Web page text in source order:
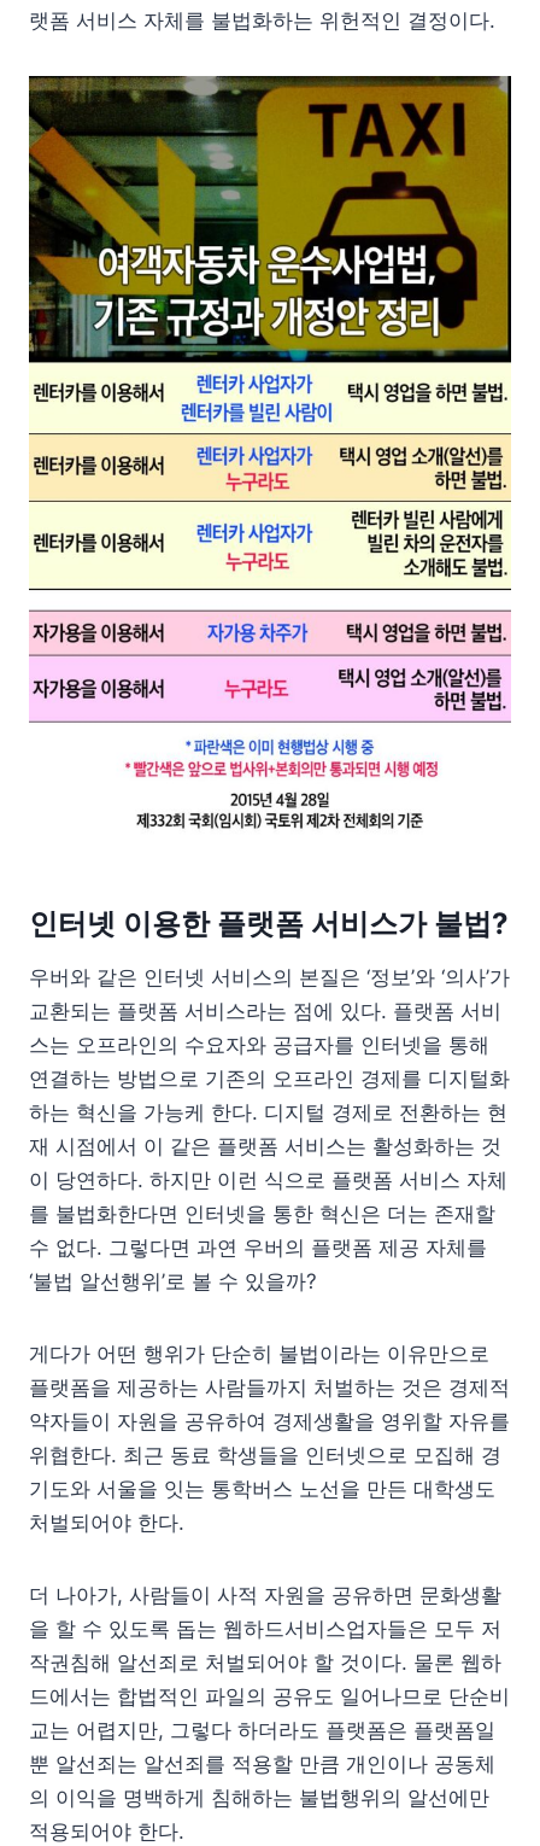
랫폼 서비스 자체를 불법화하는 위헌적인 결정이다.
인터넷 이용한 플랫폼 서비스가 불법?
우버와 같은 인터넷 서비스의 본질은 ‘정보’와 ‘의사’가
교환되는 플랫폼 서비스라는 점에 있다. 플랫폼 서비
스는 오프라인의 수요자와 공급자를 인터넷을 통해
연결하는 방법으로 기존의 오프라인 경제를 디지털화
하는 혁신을 가능케 한다. 디지털 경제로 전환하는 현
재 시점에서 이 같은 플랫폼 서비스는 활성화하는 것
이 당연하다. 하지만 이런 식으로 플랫폼 서비스 자체
를 불법화한다면 인터넷을 통한 혁신은 더는 존재할
수 없다. 그렇다면 과연 우버의 플랫폼 제공 자체를
‘불법 알선행위’로 볼 수 있을까?
게다가 어떤 행위가 단순히 불법이라는 이유만으로
플랫폼을 제공하는 사람들까지 처벌하는 것은 경제적
약자들이 자원을 공유하여 경제생활을 영위할 자유를
위협한다. 최근 동료 학생들을 인터넷으로 모집해 경
기도와 서울을 잇는 통학버스 노선을 만든 대학생도
처벌되어야 한다.
더 나아가, 사람들이 사적 자원을 공유하면 문화생활
을 할 수 있도록 돕는 웹하드서비스업자들은 모두 저
작권침해 알선죄로 처벌되어야 할 것이다. 물론 웹하
드에서는 합법적인 파일의 공유도 일어나므로 단순비
교는 어렵지만, 그렇다 하더라도 플랫폼은 플랫폼일
뿐 알선죄는 알선죄를 적용할 만큼 개인이나 공동체
의 이익을 명백하게 침해하는 불법행위의 알선에만
적용되어야 한다.